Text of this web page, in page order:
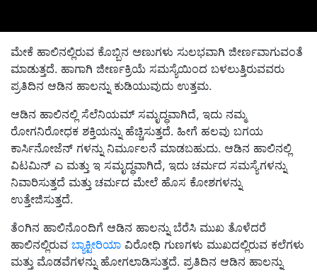
ಮೇಕೆ ಹಾಲಿನಲ್ಲಿರುವ ಕೊಬ್ಬಿನ ಅಣುಗಳು ಸುಲಭವಾಗಿ ಜೀರ್ಣವಾಗುವಂತೆ
ಮಾಡುತ್ತದೆ. ಹಾಗಾಗಿ ಜೀರ್ಣಕ್ರಿಯೆ ಸಮಸ್ಯೆಯಿಂದ ಬಳಲುತ್ತಿರುವವರು
ಪ್ರತಿದಿನ ಆಡಿನ ಹಾಲನ್ನು ಕುಡಿಯುವುದು ಉತ್ತಮ.
ಆಡಿನ ಹಾಲಿನಲ್ಲಿ ಸೆಲೆನಿಯಮ್ ಸಮೃದ್ಧವಾಗಿದೆ, ಇದು ನಮ್ಮ
ರೋಗನಿರೋಧಕ ಶಕ್ತಿಯನ್ನು ಹೆಚ್ಚಿಸುತ್ತದೆ. ಹೀಗೆ ಹಲವು ಬಗಯ
ಕಾರ್ಸಿನೋಜೆನ್ ಗಳನ್ನು ನಿರ್ಮೂಲನೆ ಮಾಡಬಹುದು. ಆಡಿನ ಹಾಲಿನಲ್ಲಿ
ವಿಟಮಿನ್ ಎ ಮತ್ತು ಇ ಸಮೃದ್ಧವಾಗಿದೆ, ಇದು ಚರ್ಮದ ಸಮಸ್ಯೆಗಳನ್ನು
ನಿವಾರಿಸುತ್ತದೆ ಮತ್ತು ಚರ್ಮದ ಮೇಲೆ ಹೊಸ ಕೋಶಗಳನ್ನು
ಉತ್ತೇಜಿಸುತ್ತದೆ.
ತೆಂಗಿನ ಹಾಲಿನೊಂದಿಗೆ ಆಡಿನ ಹಾಲನ್ನು ಬೆರೆಸಿ ಮುಖ ತೊಳೆದರೆ
ಹಾಲಿನಲ್ಲಿರುವ ಬ್ಯಾಕ್ಟೀರಿಯಾ ವಿರೋಧಿ ಗುಣಗಳು ಮುಖದಲ್ಲಿರುವ ಕಲೆಗಳು
ಮತ್ತು ಮೊಡವೆಗಳನ್ನು ಹೋಗಲಾಡಿಸುತ್ತದೆ. ಪ್ರತಿದಿನ ಆಡಿನ ಹಾಲನ್ನು